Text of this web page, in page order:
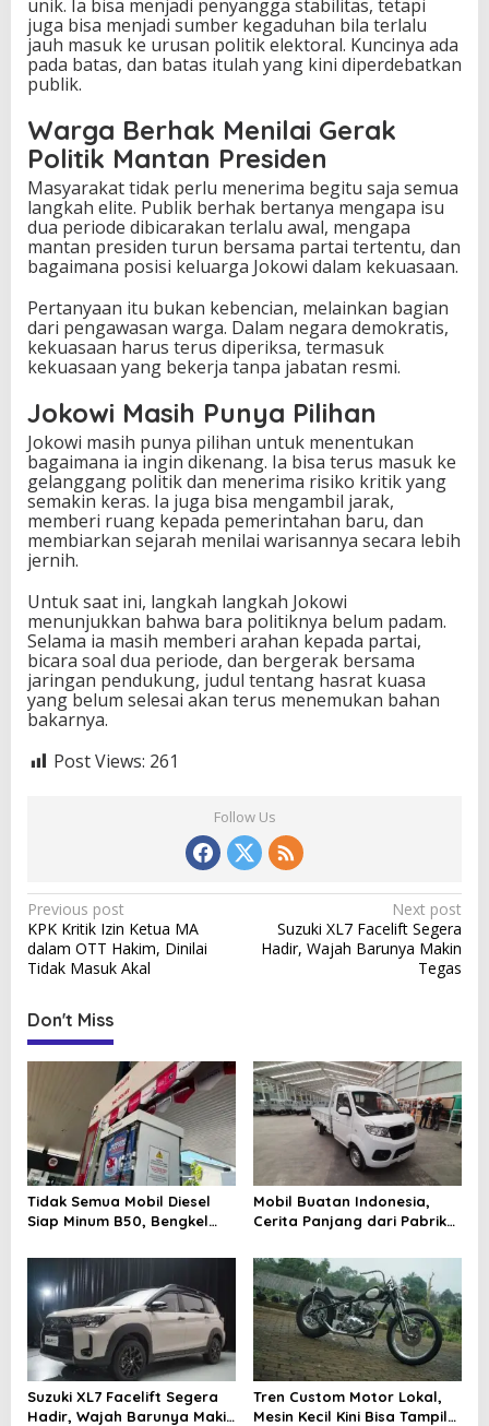
unik. Ia bisa menjadi penyangga stabilitas, tetapi
juga bisa menjadi sumber kegaduhan bila terlalu
jauh masuk ke urusan politik elektoral. Kuncinya ada
pada batas, dan batas itulah yang kini diperdebatkan
publik.
Warga Berhak Menilai Gerak
Politik Mantan Presiden
Masyarakat tidak perlu menerima begitu saja semua
langkah elite. Publik berhak bertanya mengapa isu
dua periode dibicarakan terlalu awal, mengapa
mantan presiden turun bersama partai tertentu, dan
bagaimana posisi keluarga Jokowi dalam kekuasaan.
Pertanyaan itu bukan kebencian, melainkan bagian
dari pengawasan warga. Dalam negara demokratis,
kekuasaan harus terus diperiksa, termasuk
kekuasaan yang bekerja tanpa jabatan resmi.
Jokowi Masih Punya Pilihan
Jokowi masih punya pilihan untuk menentukan
bagaimana ia ingin dikenang. Ia bisa terus masuk ke
gelanggang politik dan menerima risiko kritik yang
semakin keras. Ia juga bisa mengambil jarak,
memberi ruang kepada pemerintahan baru, dan
membiarkan sejarah menilai warisannya secara lebih
jernih.
Untuk saat ini, langkah langkah Jokowi
menunjukkan bahwa bara politiknya belum padam.
Selama ia masih memberi arahan kepada partai,
bicara soal dua periode, dan bergerak bersama
jaringan pendukung, judul tentang hasrat kuasa
yang belum selesai akan terus menemukan bahan
bakarnya.
Post Views: 261
Follow Us
P
o
s
t
n
a
i
g
a
t
i
o
n
Previous post
KPK Kritik Izin Ketua MA
dalam OTT Hakim, Dinilai
Tidak Masuk Akal
Next post
Suzuki XL7 Facelift Segera
Hadir, Wajah Barunya Makin
Tegas
Don't Miss
Tidak Semua Mobil Diesel
Siap Minum B50, Bengkel
Mobil Buatan Indonesia,
Cerita Panjang dari Pabrik
Kendaraan Nasional
Suzuki XL7 Facelift Segera
Hadir, Wajah Barunya Makin
Tren Custom Motor Lokal,
Mesin Kecil Kini Bisa Tampil